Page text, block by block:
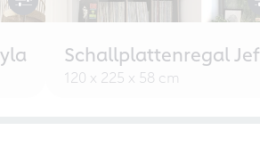
Schallplattenregal
120 x 225 x 58 cm